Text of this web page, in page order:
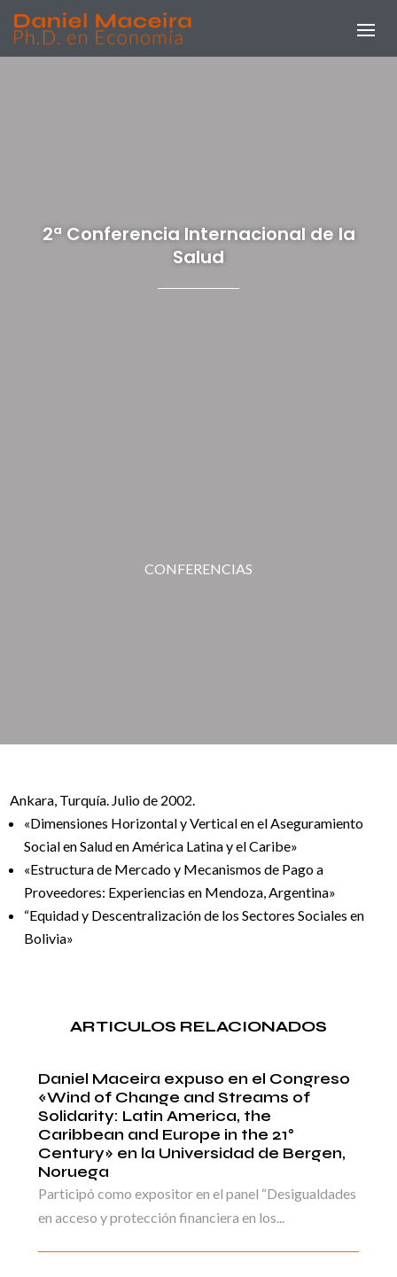
2ª Conferencia Internacional de la
Salud
CONFERENCIAS
Ankara, Turquía. Julio de 2002.
«Dimensiones Horizontal y Vertical en el Aseguramiento
Social en Salud en América Latina y el Caribe»
«Estructura de Mercado y Mecanismos de Pago a
Proveedores: Experiencias en Mendoza, Argentina»
“Equidad y Descentralización de los Sectores Sociales en
Bolivia»
ARTICULOS RELACIONADOS
Daniel Maceira expuso en el Congreso
«Wind of Change and Streams of
Solidarity: Latin America, the
Caribbean and Europe in the 21°
Century» en la Universidad de Bergen,
Noruega
Participó como expositor en el panel “Desigualdades
en acceso y protección financiera en los...